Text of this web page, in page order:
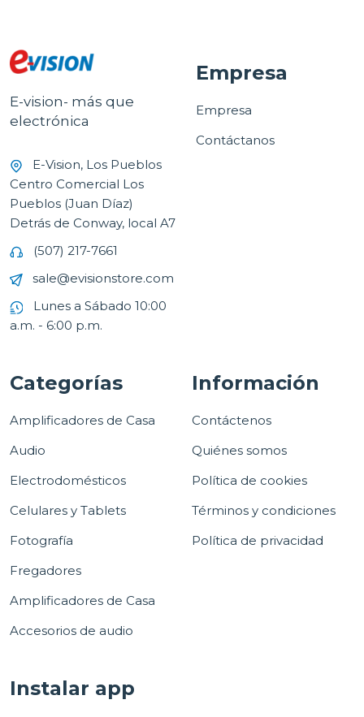
E-vision- más que
electrónica
E-Vision, Los Pueblos
Centro Comercial Los
Pueblos (Juan Díaz)
Detrás de Conway, local A7
(507) 217-7661
sale@evisionstore.com
Lunes a Sábado 10:00
a.m. - 6:00 p.m.
Empresa
Empresa
Contáctanos
Categorías
Amplificadores de Casa
Audio
Electrodomésticos
Celulares y Tablets
Fotografía
Fregadores
Amplificadores de Casa
Accesorios de audio
Información
Contáctenos
Quiénes somos
Política de cookies
Términos y condiciones
Política de privacidad
Instalar app